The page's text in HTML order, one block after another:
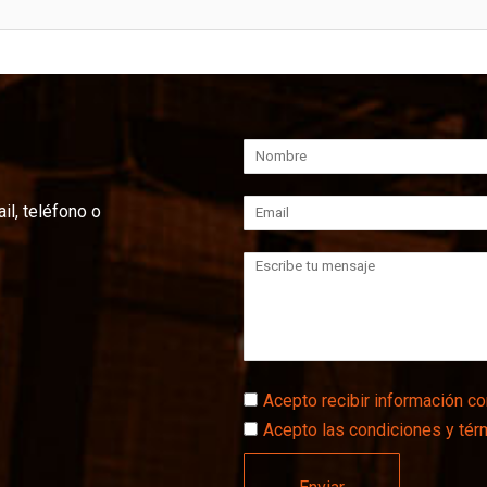
teléfono o
Acepto recibir información
Acepto las condiciones y